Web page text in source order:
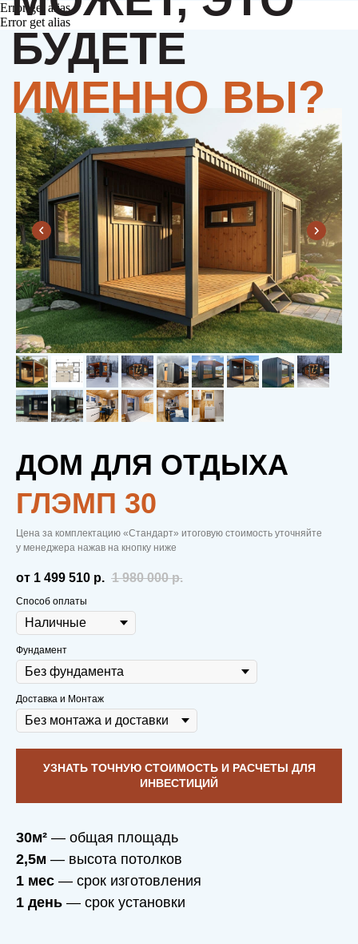
Error get alias
Error get alias
ДОМ ДЛЯ ОТДЫХА
ГЛЭМП 30
Цена за комплектацию «Стандарт» итоговую стоимость уточняйте
у менеджера нажав на кнопку ниже
от 1 499 510 р. 1 980 000 р.
Способ оплаты
Фундамент
Доставка и Монтаж
УЗНАТЬ ТОЧНУЮ СТОИМОСТЬ И РАСЧЕТЫ ДЛЯ
ИНВЕСТИЦИЙ
30м² — общая площадь
2,5м — высота потолков
1 мес — срок изготовления
1 день — срок установки